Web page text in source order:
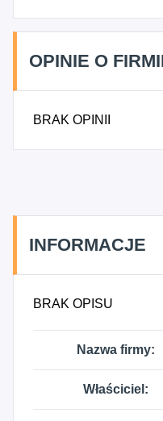
oblicowywanie
szklenie, 6831Z -
nieruchomościami,
5611Z - Restauracje.
OPINIE O
BRAK OPINII
INFORMACJE
BRAK OPISU
Nazwa firmy:
Właściciel: